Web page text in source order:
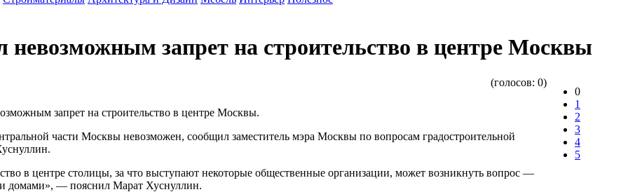
невозможным запрет на строительство в центре Москвы
0
1
2
3
4
5
(голосов: 0)
запрет на строительство в центре Москвы.
части Москвы невозможен, сообщил заместитель мэра Москвы по вопросам градостроительной
в центре столицы, за что выступают некоторые общественные организации, может возникнуть вопрос —
домами», — пояснил Марат Хуснуллин.